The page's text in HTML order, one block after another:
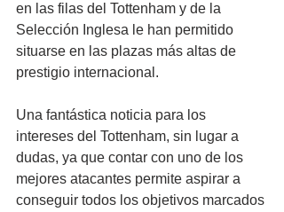
en las filas del Tottenham y de la
Selección Inglesa le han permitido
situarse en las plazas más altas de
prestigio internacional.
Una fantástica noticia para los
intereses del Tottenham, sin lugar a
dudas, ya que contar con uno de los
mejores atacantes permite aspirar a
conseguir todos los objetivos marcados